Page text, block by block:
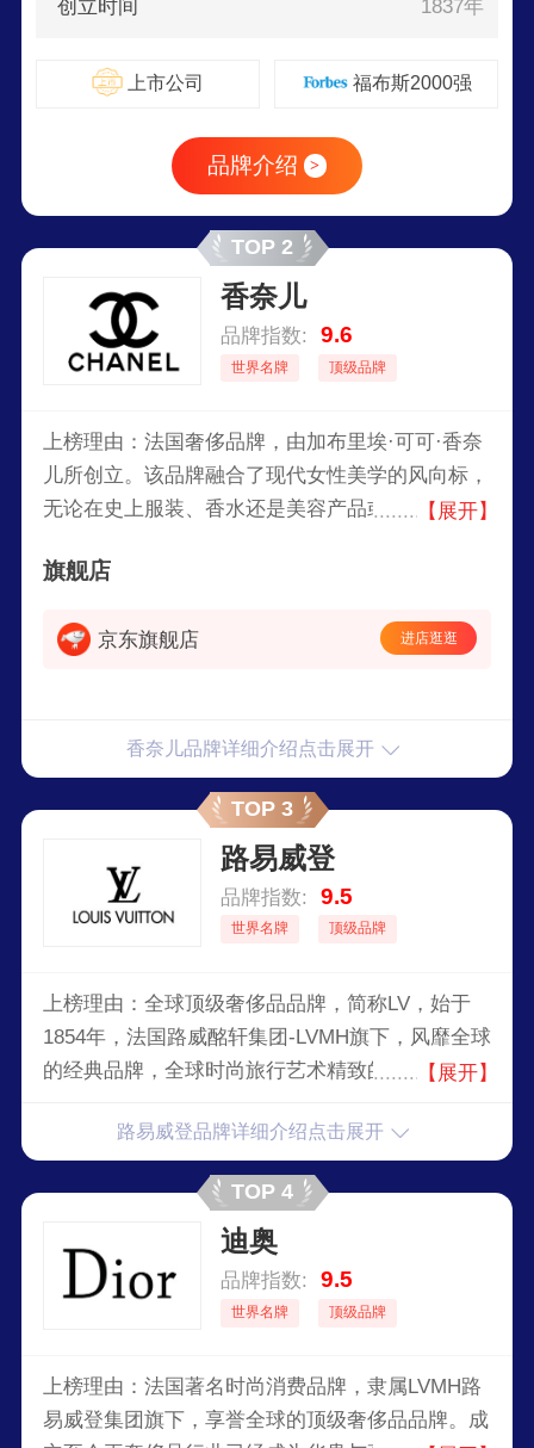
创立时间 1837年
上市公司 福布斯2000强
品牌介绍 >
TOP 2
香奈儿
品牌指数: 9.6
世界名牌 顶级品牌
上榜理由：法国奢侈品牌，由加布里埃·可可·香奈
儿所创立。该品牌融合了现代女性美学的风向标，
无论在史上服装、香水还是美容产品或者腕表等高
雅、与众不同的风格，如今年营业额超过90亿美
【展开】
旗舰店
京东旗舰店 进店逛逛
香奈儿品牌详细介绍点击展开
TOP 3
路易威登
品牌指数: 9.5
世界名牌 顶级品牌
上榜理由：全球顶级奢侈品品牌，简称LV，始于
1854年，法国路威酩轩集团-LVMH旗下，风靡全球
的经典品牌，全球时尚旅行艺术精致的象征。如今
皮具和箱包，而是成为涉足时装、饰物、鞋子、箱
包、珠宝、手表、传媒、名酒等领域的巨型潮流指
【展开】
路易威登品牌详细介绍点击展开
TOP 4
迪奥
品牌指数: 9.5
世界名牌 顶级品牌
上榜理由：法国著名时尚消费品牌，隶属LVMH路
易威登集团旗下，享誉全球的顶级奢侈品品牌。成